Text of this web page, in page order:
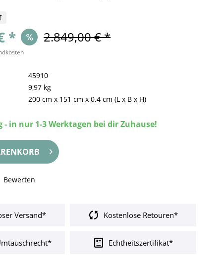
* 2.849,00 € *
45910
9,97 kg
200 cm x 151 cm x0.4 cm (L x B x H)
- in nur 1-3 Werktagen bei dir Zuhause!
Bewerten
Versand* Kostenlose Retouren*
Echtheitszertifikat*